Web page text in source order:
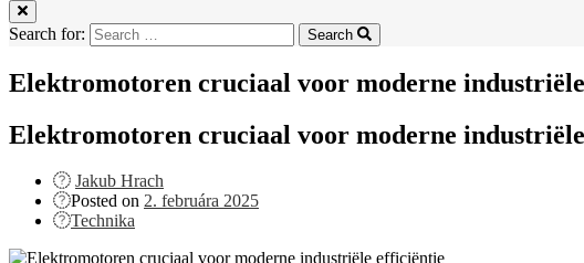
Search for: Search
Elektromotoren cruciaal voor moderne
Elektromotoren cruciaal voor moderne
Jakub Hrach
Posted on 2. februára 2025
Technika